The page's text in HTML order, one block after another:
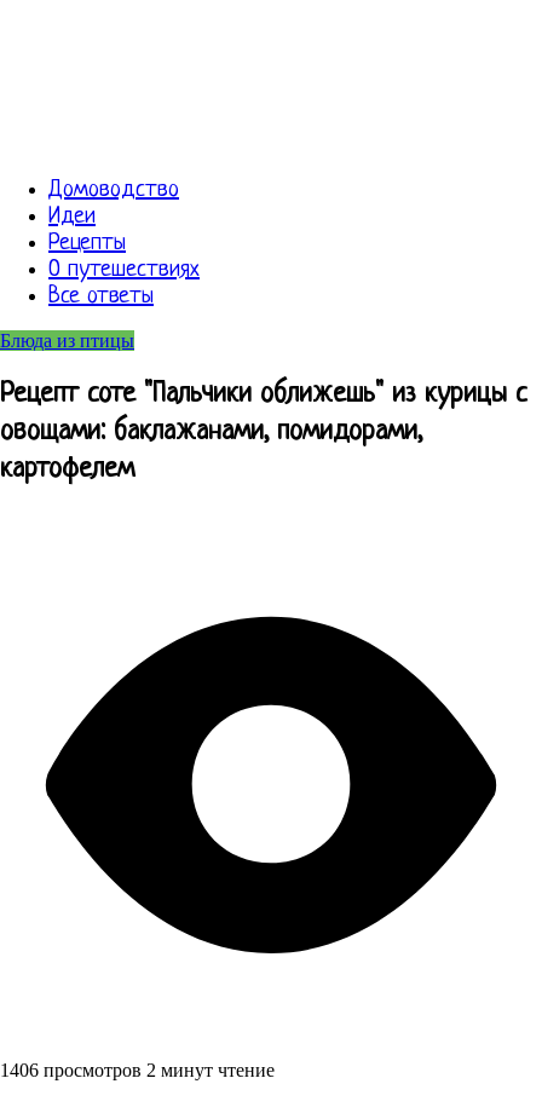
Домоводство
Идеи
Рецепты
О путешествиях
Все ответы
Блюда из птицы
Рецепт соте "Пальчики оближешь" из курицы с
овощами: баклажанами, помидорами,
картофелем
1406 просмотров 2 минут чтение